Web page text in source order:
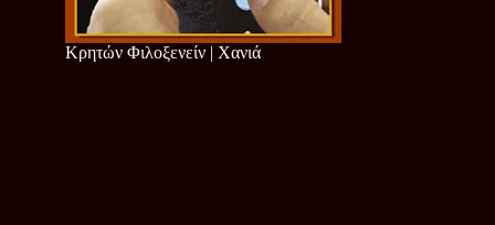
Κρητών Φιλοξενείν | Χανιά